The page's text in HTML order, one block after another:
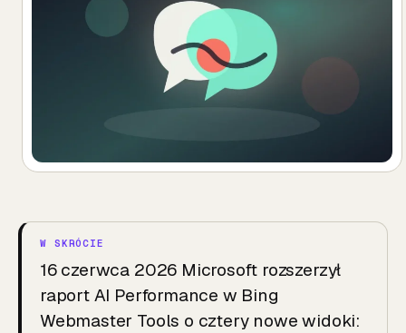
16 czerwca 2026 Microsoft rozszerzył
raport AI Performance w Bing
Webmaster Tools o cztery nowe widoki: